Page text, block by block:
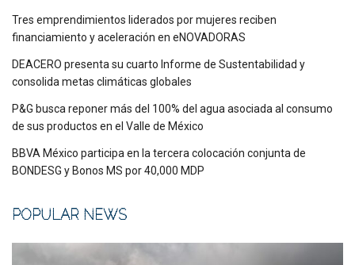
Tres emprendimientos liderados por mujeres reciben
financiamiento y aceleración en eNOVADORAS
DEACERO presenta su cuarto Informe de Sustentabilidad y
consolida metas climáticas globales
P&G busca reponer más del 100% del agua asociada al consumo
de sus productos en el Valle de México
BBVA México participa en la tercera colocación conjunta de
BONDESG y Bonos MS por 40,000 MDP
POPULAR NEWS